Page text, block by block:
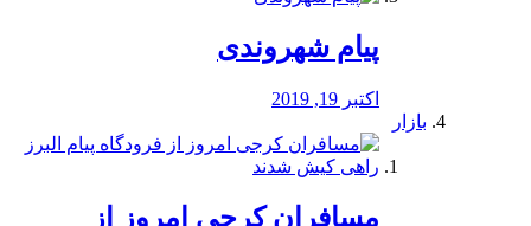
پیام شهروندی
اکتبر 19, 2019
بازار
مسافران کرجی امروز از